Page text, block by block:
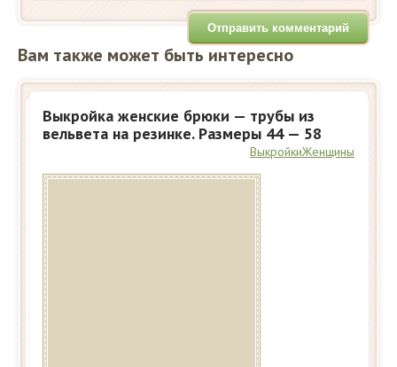
Вам также может быть интересно
Выкройка женские брюки — трубы из
вельвета на резинке. Размеры 44 — 58
ВыкройкиЖенщины